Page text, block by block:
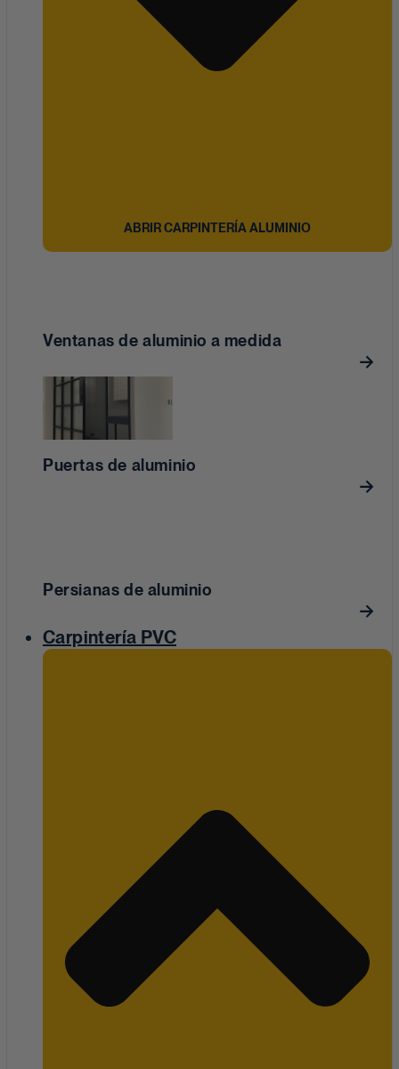
ABRIR CARPINTERÍA ALUMINIO
Ventanas de aluminio a medida
Puertas de aluminio
Persianas de aluminio
Carpintería PVC